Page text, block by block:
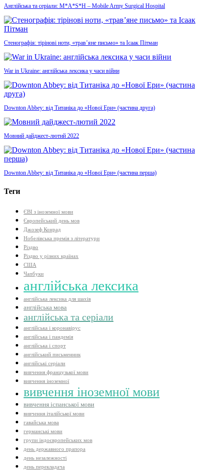
Англійська та серіали: M*A*S*H – Mobile Army Surgical Hospital
Стенографія: тірінові ноти, «трав’яне письмо» та Ісаак Пітман
War in Ukraine: англійська лексика у часи війни
Downton Abbey: від Титаніка до «Нової Ери» (частина друга)
Мовний дайджест-лютий 2022
Downton Abbey: від Титаніка до «Нової Ери» (частина перша)
Теги
ЄВІ з іноземної мови
Європейський день мов
Джозеф Конрад
Нобелівська премія з літератури
Різдво
Різдво у різних країнах
США
Чапбуки
англійська лексика
англійська лексика для шахів
англійська мова
англійська та серіали
англійська і коронавірус
англійська і пандемія
англійська і спорт
англійський письменник
англійські серіали
вивчення французької мови
вивчення іноземної
вивчення іноземної мови
вивчення іспанської мови
вивчення італійської мови
гавайська мова
германські мови
групи індоєвропейських мов
день державного прапора
день незалежності
день перекладача